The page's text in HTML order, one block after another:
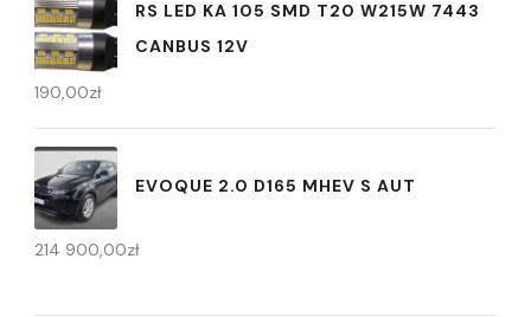
RS LED KA 105 SMD T20 W215W 7443
CANBUS 12V
190,00zł
EVOQUE 2.0 D165 MHEV S AUT
214 900,00zł